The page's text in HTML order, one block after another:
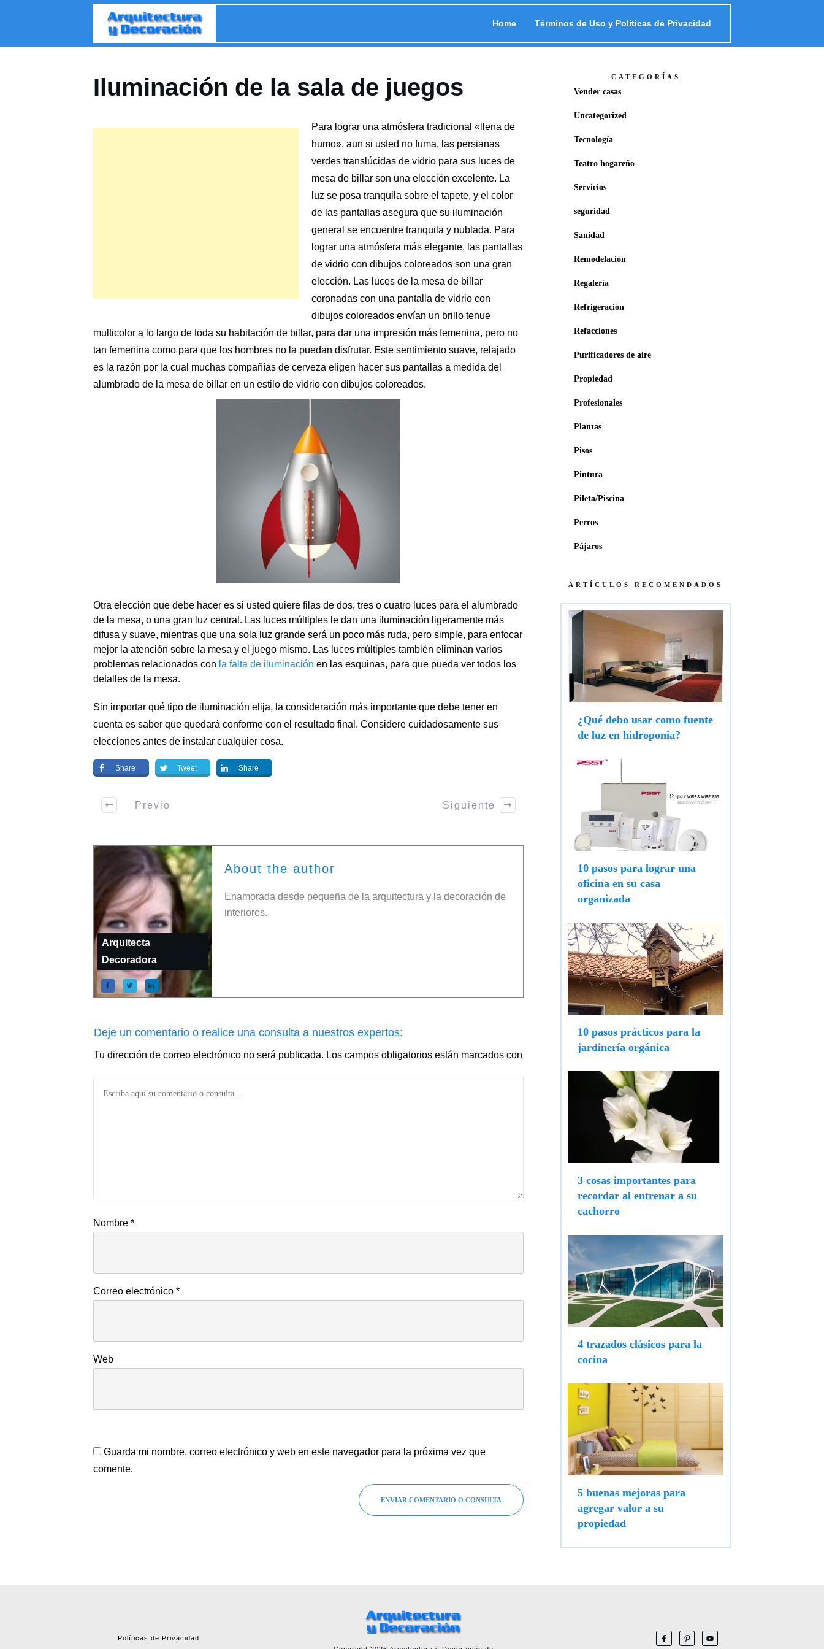
Home Términos de Uso y Políticas de Privacidad
Iluminación de la sala de juegos
Para lograr una atmósfera tradicional «llena de
humo», aun si usted no fuma, las persianas
verdes translúcidas de vidrio para sus luces de
mesa de billar son una elección excelente. La
luz se posa tranquila sobre el tapete, y el color
de las pantallas asegura que su iluminación
general se encuentre tranquila y nublada. Para
lograr una atmósfera más elegante, las pantallas
de vidrio con dibujos coloreados son una gran
elección. Las luces de la mesa de billar
coronadas con una pantalla de vidrio con
dibujos coloreados envían un brillo tenue
multicolor a lo largo de toda su habitación de billar, para dar una impresión más femenina, pero no
tan femenina como para que los hombres no la puedan disfrutar. Este sentimiento suave, relajado
es la razón por la cual muchas compañías de cerveza eligen hacer sus pantallas a medida del
alumbrado de la mesa de billar en un estilo de vidrio con dibujos coloreados.
Otra elección que debe hacer es si usted quiere filas de dos, tres o cuatro luces para el alumbrado
de la mesa, o una gran luz central. Las luces múltiples le dan una iluminación ligeramente más
difusa y suave, mientras que una sola luz grande será un poco más ruda, pero simple, para enfocar
mejor la atención sobre la mesa y el juego mismo. Las luces múltiples también eliminan varios
problemas relacionados con la falta de iluminación en las esquinas, para que pueda ver todos los
detalles de la mesa.
Sin importar qué tipo de iluminación elija, la consideración más importante que debe tener en
cuenta es saber que quedará conforme con el resultado final. Considere cuidadosamente sus
elecciones antes de instalar cualquier cosa.
Share Tweet Share
Previo Siguiente
Arquitecta
Decoradora
About the author
Enamorada desde pequeña de la arquitectura y la decoración de
interiores.
Deje un comentario o realice una consulta a nuestros expertos:
Tu dirección de correo electrónico no será publicada. Los campos obligatorios están marcados con
Nombre *
Correo electrónico *
Web
Guarda mi nombre, correo electrónico y web en este navegador para la próxima vez que
comente.
ENVIAR COMENTARIO O CONSULTA
CATEGORÍAS
Vender casas
Uncategorized
Tecnología
Teatro hogareño
Servicios
seguridad
Sanidad
Remodelación
Regalería
Refrigeración
Refacciones
Purificadores de aire
Propiedad
Profesionales
Plantas
Pisos
Pintura
Pileta/Piscina
Perros
Pájaros
ARTÍCULOS RECOMENDADOS
¿Qué debo usar como fuente
de luz en hidroponia?
10 pasos para lograr una
oficina en su casa
organizada
10 pasos prácticos para la
jardinería orgánica
3 cosas importantes para
recordar al entrenar a su
cachorro
4 trazados clásicos para la
cocina
5 buenas mejoras para
agregar valor a su
propiedad
Políticas de Privacidad